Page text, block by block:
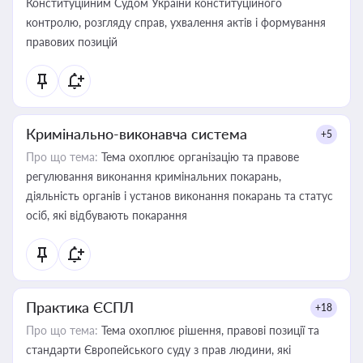
Конституційним Судом України конституційного
контролю, розгляду справ, ухвалення актів і формування
правових позицій
Кримінально-виконавча система +5
Про що тема: Тема охоплює організацію та правове
регулювання виконання кримінальних покарань,
діяльність органів і установ виконання покарань та статус
осіб, які відбувають покарання
Практика ЄСПЛ +18
Про що тема: Тема охоплює рішення, правові позиції та
стандарти Європейського суду з прав людини, які